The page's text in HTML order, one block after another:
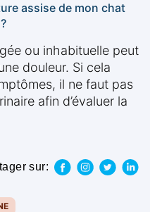
assise de mon chat
ou inhabituelle peut
douleur. Si cela
il ne faut pas
afin d’évaluer la
sur: